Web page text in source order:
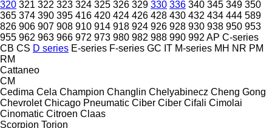
320 321 322 323 324 325 326 329 330 336 340 345 349 350
365 374 390 395 416 420 424 426 428 430 432 434 444 589
826 906 907 908 910 914 918 924 926 928 930 938 950 953
955 962 963 966 972 973 980 982 988 990 992 AP C-series
CB CS D series E-series F-series GC IT M-series MH NR PM
RM
Cattaneo
CM
Cedima Cela Champion Changlin Chelyabinecz Cheng Gong
Chevrolet Chicago Pneumatic Ciber Ciber Cifali Cimolai
Cinomatic Citroen Claas
Scorpion Torion